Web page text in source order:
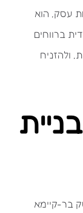
עסק, הוא
ברווחים
ולהזניח
בר-קיימא